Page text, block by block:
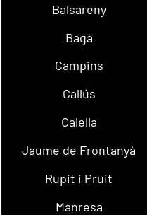
Balsareny
Bagà
Campins
Callús
Calella
Jaume de Frontanyà
Rupit i Pruit
Manresa